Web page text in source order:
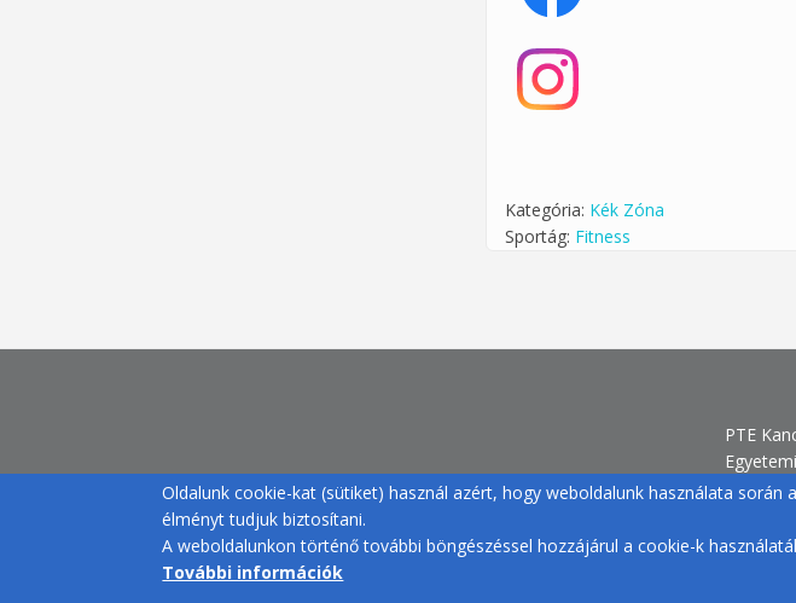
Kategória: Kék Zóna
Sportág: Fitness
PTE
H-7633
+36 72 /
Oldalunk cookie-kat (sütiket) használ azért, hogy weboldalunk használata során
élményt tudjuk biztosítani.
A weboldalunkon történő további böngészéssel hozzájárul a cookie-k
További információk